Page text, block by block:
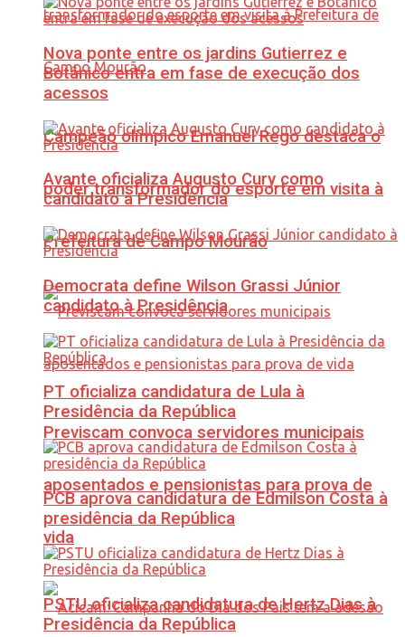
Campeão olímpico Emanuel Rego destaca o
poder transformador do esporte em visita à
Prefeitura de Campo Mourão
Previscam convoca servidores municipais
aposentados e pensionistas para prova de
vida
Nova ponte entre os jardins Gutierrez e
Botânico entra em fase de execução dos
acessos
Avante oficializa Augusto Cury como
candidato à Presidência
Democrata define Wilson Grassi Júnior
candidato à Presidência
PT oficializa candidatura de Lula à
Presidência da República
PCB aprova candidatura de Edmilson Costa à
presidência da República
PSTU oficializa candidatura de Hertz Dias à
Presidência da República